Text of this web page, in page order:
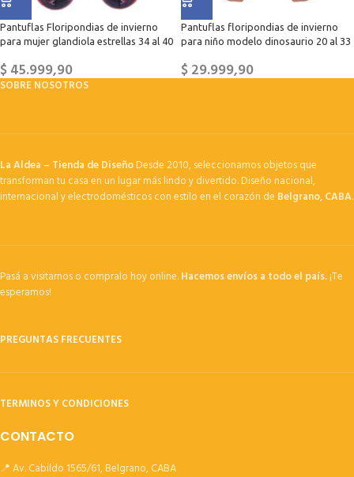
Pantuflas Floripondias de invierno
para mujer glandiola estrellas 34 al 40
$45.999,90
Pantuflas floripondias de invierno
para niño modelo dinosaurio 20 al 33
$29.999,90
SOBRE NOSOTROS
La Aldea – Tienda de DiseñoDesde 2010, seleccionamos objetos que
transforman tu casa en un lugar más lindo y divertido. Diseño nacional,
internacional y electrodomésticos con estilo en el corazón de Belgrano, CABA.
Pasá a visitarnos o compralo hoy online.Hacemos envíos a todo el país.¡Te
esperamos!
PREGUNTAS FRECUENTES
TERMINOS Y CONDICIONES
CONTACTO
📍 Av. Cabildo 1565/61, Belgrano, CABA